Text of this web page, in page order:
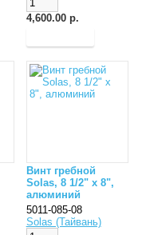
4,600.00 р.
Винт гребной
Solas, 8 1/2" x 8",
алюминий
5011-085-08
Solas (Тайвань)